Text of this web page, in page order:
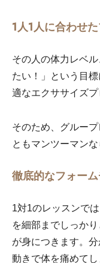
1人1人に合わせ
その人の体力レベ
たい！」という目
適なエクササイズプ
そのため、グルー
ともマンツーマンな
徹底的なフォー
1対1のレッスンで
を細部までしっか
が身につきます。
動きで体を痛めて